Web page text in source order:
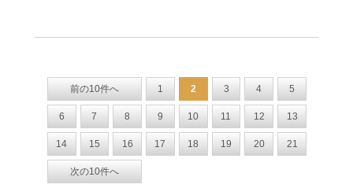
前の10件へ 1 2 3 4 5
6 7 8 9 10 11 12 13
14 15 16 17 18 19 20 21
次の10件へ